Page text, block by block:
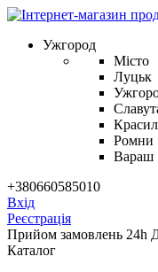
Ужгород
Місто
Луцьк
Ромни
Вараш
+380660585010
Вхід
Реєстрація
Прийом замовлень 24h
Каталог